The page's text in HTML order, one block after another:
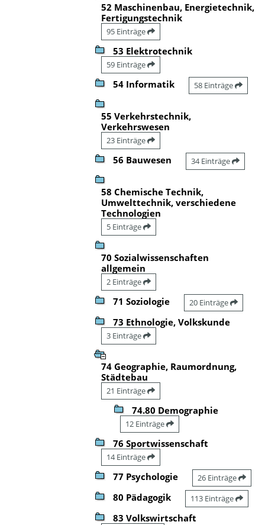
52 Maschinenbau, Energietechnik,
Fertigungstechnik
95 Einträge
53 Elektrotechnik
59 Einträge
54 Informatik 58 Einträge
55 Verkehrstechnik,
Verkehrswesen
23 Einträge
56 Bauwesen 34 Einträge
58 Chemische Technik,
Umwelttechnik, verschiedene
Technologien
5 Einträge
70 Sozialwissenschaften
allgemein
2 Einträge
71 Soziologie 20 Einträge
73 Ethnologie, Volkskunde
3 Einträge
74 Geographie, Raumordnung,
Städtebau
21 Einträge
74.80 Demographie
12 Einträge
76 Sportwissenschaft
14 Einträge
77 Psychologie 26 Einträge
80 Pädagogik 113 Einträge
83 Volkswirtschaft